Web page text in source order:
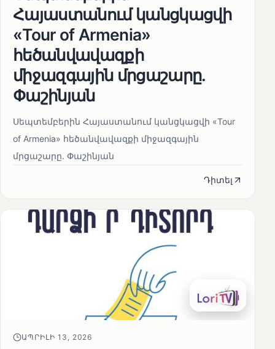
Հայաստանում կանցկացվի
«Tour of Armenia»
հեծանվավազքի
միջազգային մրցաշարը.
Փաշինյան
Սեպտեմբերին Հայաստանում կանցկացվի «Tour
of Armenia» հեծանվավազքի միջազգային
մրցաշարը. Փաշինյան
Դիտել
ԱՊՐԻԼԻ 13, 2026